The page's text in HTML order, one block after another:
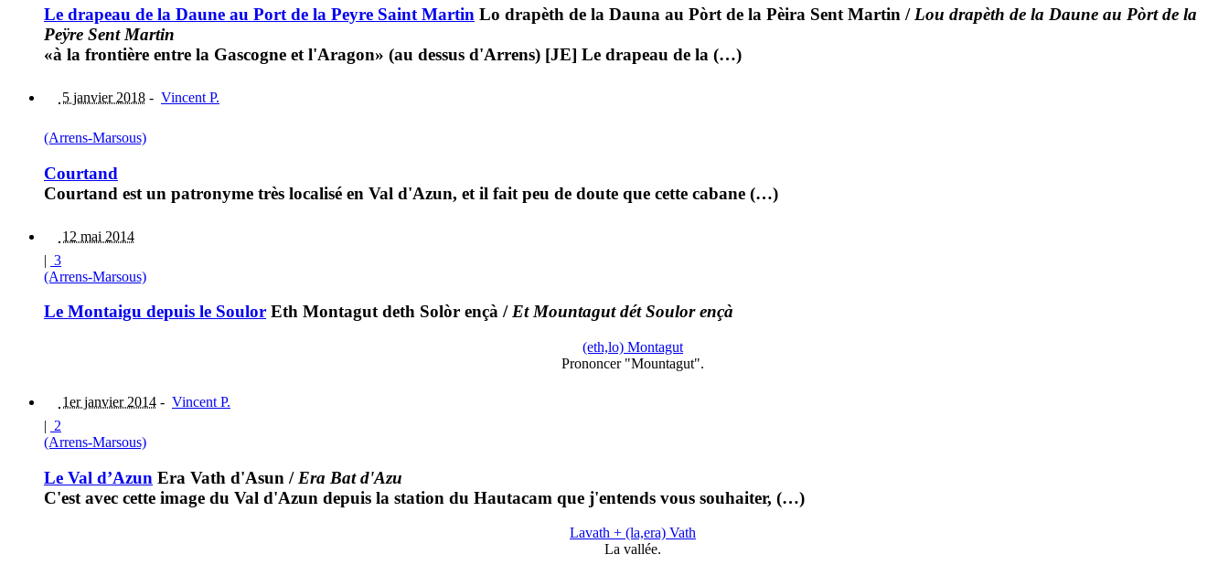
Le drapeau de la Daune au Port de la Peyre Saint Martin Lo drapèth de la Dauna au Pòrt de la Pèira Sent Martin /Lou drapèth de la Daune au Pòrt de la
Peÿre Sent Martin
«à la frontière entre la Gascogne et l'Aragon» (au dessus d'Arrens) [JE] Le drapeau de la (…)
5 janvier 2018 - Vincent P.
(Arrens-Marsous)
Courtand
Courtand est un patronyme très localisé en Val d'Azun, et il fait peu de doute que cette cabane (…)
12 mai 2014
| 3
(Arrens-Marsous)
Le Montaigu depuis le Soulor Eth Montagut deth Solòr ençà /Et Mountagut dét Soulor ençà
(eth,lo) Montagut
Prononcer "Mountagut".
1er janvier 2014 - Vincent P.
| 2
(Arrens-Marsous)
Le Val d’Azun Era Vath d'Asun / Era Bat d'Azu
C'est avec cette image du Val d'Azun depuis la station du Hautacam que j'entends vous souhaiter, (…)
Lavath + (la,era) Vath
La vallée.